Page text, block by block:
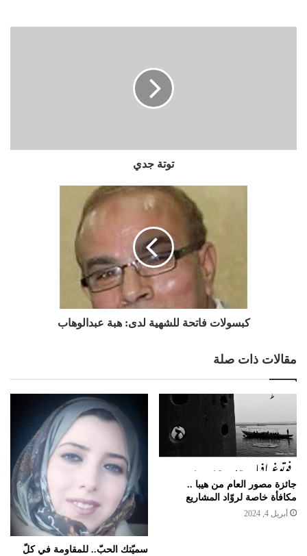
توتة جدي
كبسولات فاتحة للشهية لدى: هبة عبدالوهاب
مقالات ذات صلة
جائزة مصور العام من هيبا ..
مكافأة خاصة لروّاد المشاريع
أبريل 4, 2024
سميّتك الحبّ.. للمقاومة في كلّ